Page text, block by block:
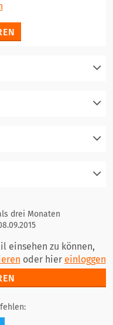
drei Monaten
einsehen zu können,
oder hier einloggen